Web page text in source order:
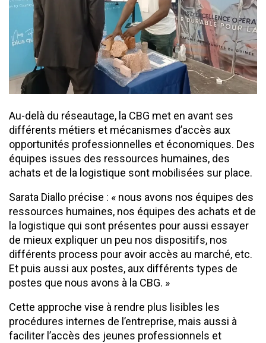
Au-delà du réseautage, la CBG met en avant ses
différents métiers et mécanismes d’accès aux
opportunités professionnelles et économiques. Des
équipes issues des ressources humaines, des
achats et de la logistique sont mobilisées sur place.
Sarata Diallo précise : « nous avons nos équipes des
ressources humaines, nos équipes des achats et de
la logistique qui sont présentes pour aussi essayer
de mieux expliquer un peu nos dispositifs, nos
différents process pour avoir accès au marché, etc.
Et puis aussi aux postes, aux différents types de
postes que nous avons à la CBG. »
Cette approche vise à rendre plus lisibles les
procédures internes de l’entreprise, mais aussi à
faciliter l’accès des jeunes professionnels et